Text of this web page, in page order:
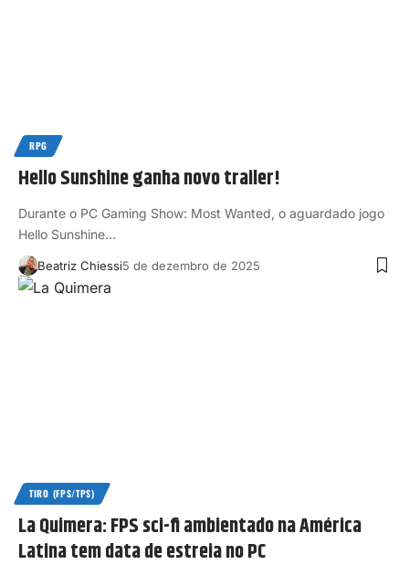
RPG
Hello Sunshine ganha novo trailer!
Durante o PC Gaming Show: Most Wanted, o aguardado jogo
Hello Sunshine…
Beatriz Chiessi5 de dezembro de 2025
TIRO (FPS/TPS)
La Quimera: FPS sci-fi ambientado na América
Latina tem data de estreia no PC